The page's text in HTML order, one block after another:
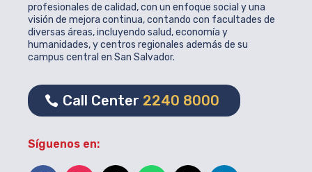
profesionales de calidad, con un enfoque social y una
visión de mejora continua, contando con facultades de
diversas áreas, incluyendo salud, economía y
humanidades, y centros regionales además de su
campus central en San Salvador.
Call Center 2240 8000
Síguenos en: